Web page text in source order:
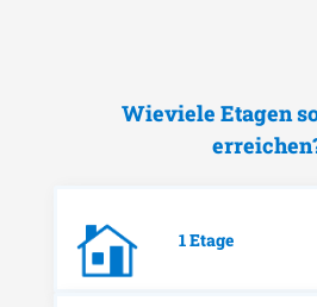
Wieviele Etagen
1 Etage